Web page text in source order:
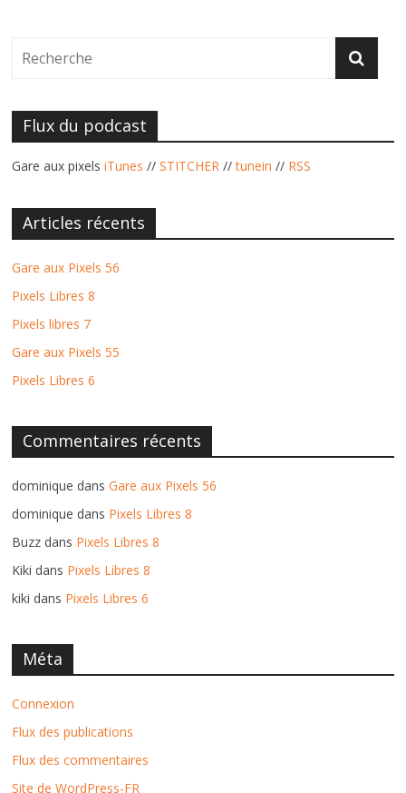
Flux du podcast
Gare aux pixelsiTunes //STITCHER //tunein // RSS
Articles récents
Gare aux Pixels 56
Pixels Libres 8
Pixels libres 7
Gare aux Pixels 55
Pixels Libres 6
Commentaires récents
dominique dansGare aux Pixels 56
dominique dans Pixels Libres 8
Buzz dans Pixels Libres 8
Kiki dans Pixels Libres 8
kiki dans Pixels Libres 6
Méta
Connexion
Flux des publications
Flux des commentaires
Site de WordPress-FR